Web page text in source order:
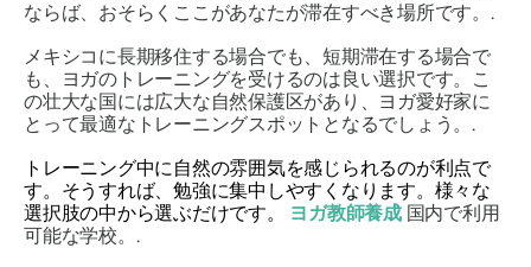
ならば、おそらくここがあなたが滞在すべき場所です。.
メキシコに長期移住する場合でも、短期滞在する場合で
も、ヨガのトレーニングを受けるのは良い選択です。こ
の壮大な国には広大な自然保護区があり、ヨガ愛好家に
とって最適なトレーニングスポットとなるでしょう。.
トレーニング中に自然の雰囲気を感じられるのが利点で
す。そうすれば、勉強に集中しやすくなります。様々な
選択肢の中から選ぶだけです。
ヨガ教師養成国内で利用
可能な学校。.